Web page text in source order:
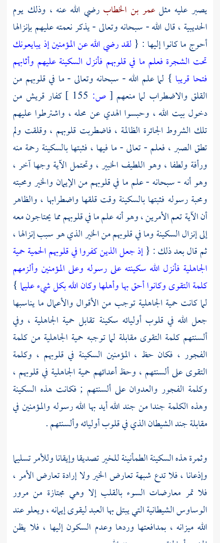
يصبر عليه مثلعمر بن الخطابرضي الله عنه ، وذلك يوم
الحديبية ، قال الله - سبحانه وتعالى - يذكر نعمته عليهم بإنزالها
أحوج ما كانوا إليها : { لقد رضي الله عن المؤمنين إذ يبايعونك
تحت الشجرة فعلم ما في قلوبهم فأنزل السكينة عليهم وأثابهم
فتحا قريبا } لما علم الله - سبحانه وتعالى - ما في قلوبهم من
القلق والاضطراب لما منعهم [ ص:
كفار قريش من
دخول بيت الله ، وحبسوا الهدي عن محله ، واشترطوا عليهم
تلك الشروط الجائرة الظالمة ، فاضطربت قلوبهم ، وقلقت ولم
تطق الصبر ، فعلم - تعالى - ما فيها ، فثبتها بالسكينة رحمة منه
ورأفة ولطفا ، وهو اللطيف الخبير ، وتحتمل الآية وجها آخر ،
وهو أنه - سبحانه - علم ما في قلوبهم من الإيمان والخير ومحبته
ومحبة رسوله فثبتها بالسكينة وقت قلقها واضطرابها ، والظاهر
أن الآية تعم الأمرين ، وهو أنه علم ما في قلوبهم مما يحتاجون معه
إلى إنزال السكينة وما في قلوبهم من الخير الذي هو سبب إنزالها ،
ثم قال بعد ذلك : {إذ جعل الذين كفروا في قلوبهم الحمية حمية
الجاهلية فأنزل الله سكينته على رسوله وعلى المؤمنين وألزمهم
كلمة التقوى وكانوا أحق بها وأهلها وكان الله بكل شيء عليما }
لما كانت حمية الجاهلية توجب من الأقوال والأعمال ما يناسبها
جعل الله في قلوب أوليائه سكينة تقابل حمية الجاهلية ، وفي
ألسنتهم كلمة التقوى مقابلة لما توجبه حمية الجاهلية من كلمة
الفجور ، فكان حظ ، المؤمنين السكينة في قلوبهم ، وكلمة
التقوى على ألسنتهم ، وحظ أعدائهم حمية الجاهلية في قلوبهم ،
وكلمة الفجور والعدوان على ألسنتهم ; فكانت هذه السكينة
وهذه الكلمة جندا من جند الله أيد بها الله رسوله والمؤمنين في
مقابلة جند الشيطان الذي في قلوب أوليائه وألسنتهم .
وثمرة هذه السكينة الطمأنينة للخير تصديقا وإيقانا وللأمر تسليما
وإذعانا ، فلا تدع شبهة تعارض الخير ولا إرادة تعارض الأمر ،
فلا تمر معارضات السوء بالقلب إلا وهي مجتازة من مرور
الوساوس الشيطانية التي يبتلى بها العبد ليقوى إيمانه ، ويعلو عند
الله ميزانه ، بمدافعتها وردها وعدم السكون إليها ، فلا يظن